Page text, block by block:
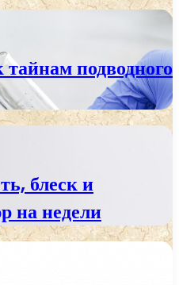
подводного
блеск и
на недели